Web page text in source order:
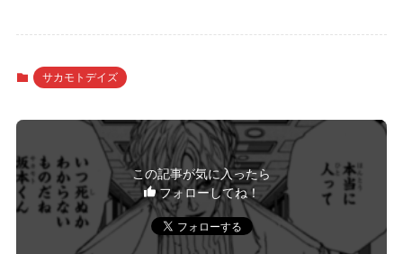
サカモトデイズ
この記事が気に入ったら
フォローしてね！